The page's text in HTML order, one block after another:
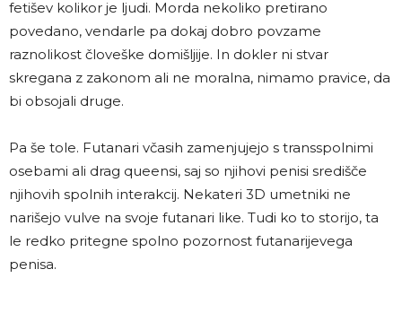
fetišev kolikor je ljudi. Morda nekoliko pretirano
povedano, vendarle pa dokaj dobro povzame
raznolikost človeške domišljije. In dokler ni stvar
skregana z zakonom ali ne moralna, nimamo pravice, da
bi obsojali druge.
Pa še tole. Futanari včasih zamenjujejo s transspolnimi
osebami ali drag queensi, saj so njihovi penisi središče
njihovih spolnih interakcij. Nekateri 3D umetniki ne
narišejo vulve na svoje futanari like. Tudi ko to storijo, ta
le redko pritegne spolno pozornost futanarijevega
penisa.